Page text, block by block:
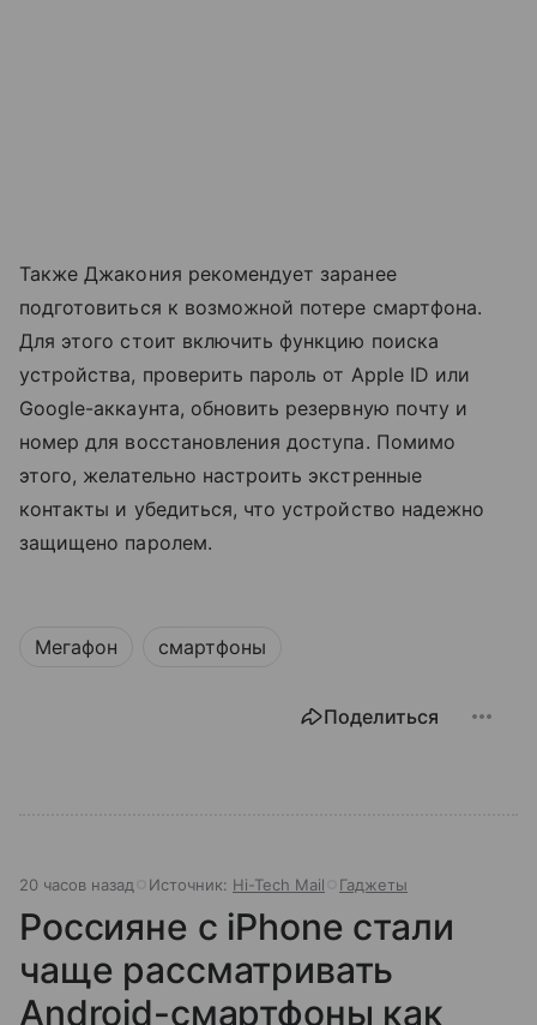
Также Джакония рекомендует заранее
подготовиться к возможной потере смартфона.
Для этого стоит включить функцию поиска
устройства, проверить пароль от Apple ID или
Google-аккаунта, обновить резервную почту и
номер для восстановления доступа. Помимо
этого, желательно настроить экстренные
контакты и убедиться, что устройство надежно
защищено паролем.
Мегафон смартфоны
Поделиться
20 часов назад Источник: Hi-Tech Mail Гаджеты
Россияне с iPhone стали
чаще рассматривать
Android-смартфоны как